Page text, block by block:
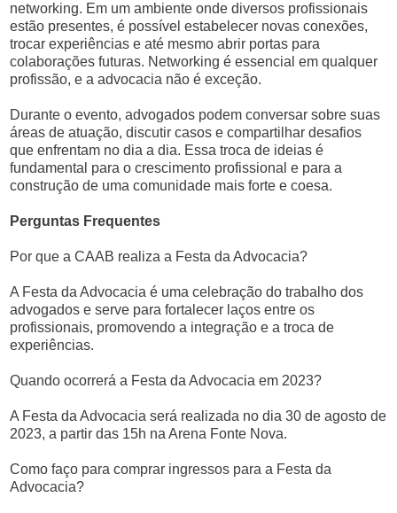
networking. Em um ambiente onde diversos profissionais
estão presentes, é possível estabelecer novas conexões,
trocar experiências e até mesmo abrir portas para
colaborações futuras. Networking é essencial em qualquer
profissão, e a advocacia não é exceção.
Durante o evento, advogados podem conversar sobre suas
áreas de atuação, discutir casos e compartilhar desafios
que enfrentam no dia a dia. Essa troca de ideias é
fundamental para o crescimento profissional e para a
construção de uma comunidade mais forte e coesa.
Perguntas Frequentes
Por que a CAAB realiza a Festa da Advocacia?
A Festa da Advocacia é uma celebração do trabalho dos
advogados e serve para fortalecer laços entre os
profissionais, promovendo a integração e a troca de
experiências.
Quando ocorrerá a Festa da Advocacia em 2023?
A Festa da Advocacia será realizada no dia 30 de agosto de
2023, a partir das 15h na Arena Fonte Nova.
Como faço para comprar ingressos para a Festa da
Advocacia?